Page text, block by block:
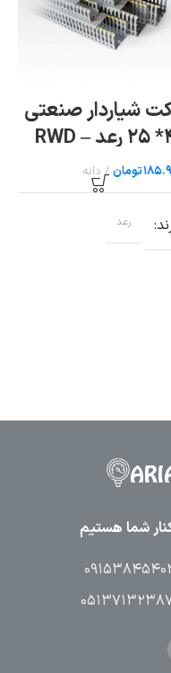
شیاردار صنعتی
۴۰* ۲۵ رعد – RWD
تومان
رعد